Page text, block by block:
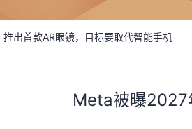
出首款AR眼镜，目标要取代智能手机
Meta被曝2027